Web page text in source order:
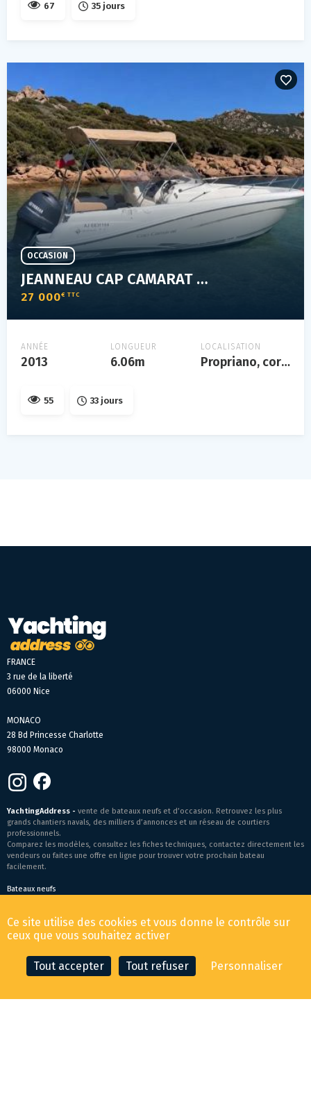
67 35 jours
JEANNEAU CAP CAMARAT 6,50 CC SERIE 2
27 000€ TTC
OCCASION
ANNÉE
2013
LONGUEUR
6.06m
LOCALISATION
Propriano, corse
55 33 jours
CONTACTER LE COURTIER FAIRE UNE OFFRE
FRANCE
3 rue de la liberté
06000 Nice
MONACO
28 Bd Princesse Charlotte
98000 Monaco
YachtingAddress - vente de bateaux neufs et d’occasion. Retrouvez les plus
grands chantiers navals, des milliers d’annonces et un réseau de courtiers
professionnels.
Comparez les modèles, consultez les fiches techniques, contactez directement les
vendeurs ou faites une offre en ligne pour trouver votre prochain bateau
facilement.
Bateaux neufs
© 2026 YachtingAddress.com
Ce site utilise des cookies et vous donne le contrôle sur
ceux que vous souhaitez activer
Tout accepter Tout refuser Personnaliser